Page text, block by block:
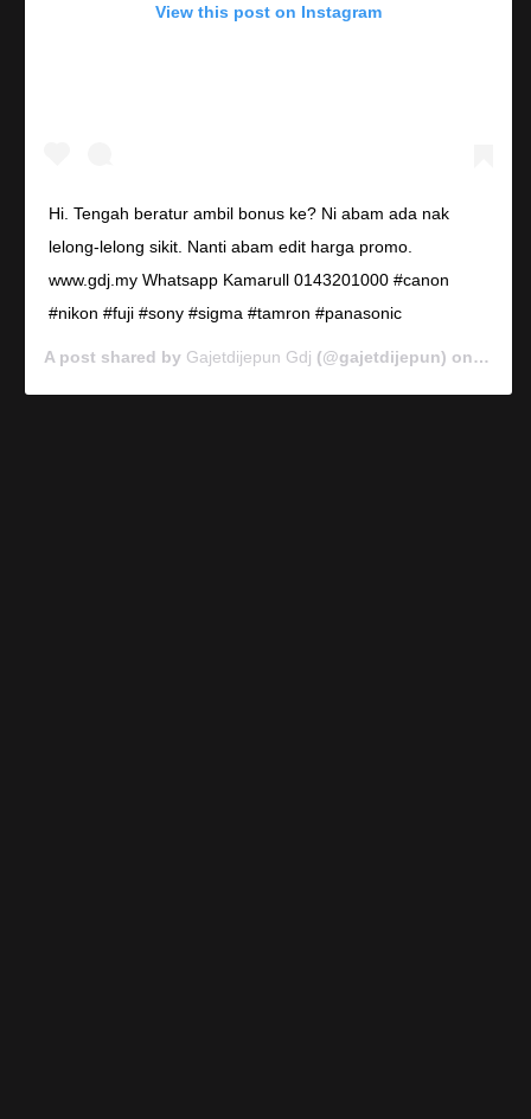
View this post on Instagram
Hi. Tengah beratur ambil bonus ke? Ni abam ada nak
lelong-lelong sikit. Nanti abam edit harga promo.
www.gdj.my Whatsapp Kamarull 0143201000 #canon
#nikon #fuji #sony #sigma #tamron #panasonic
A post shared by Gajetdijepun Gdj (@gajetdijepun) on Jan 7,